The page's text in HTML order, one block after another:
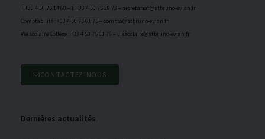
T +33 4 50 75 14 60 – F +33 4 50 75 29 73 – secretariat@stbruno-evian.fr
Comptabilité : +33 4 50 75 61 75 – compta@stbruno-evian.fr
Vie scolaire Collège : +33 4 50 75 61 76 – viescolaire@stbruno-evian.fr
CONTACTEZ-NOUS
Dernières actualités